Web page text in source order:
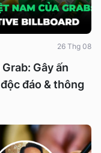
Gây ấn
đáo & thông
26 Thg 08